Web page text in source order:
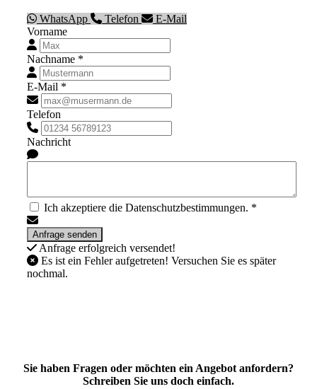
WhatsApp Telefon
E-Mail
Vorname
Nachname *
E-Mail *
Telefon
Nachricht
Ich akzeptiere die Datenschutzbestimmungen. *
Anfrage erfolgreich versendet!
Es ist ein Fehler aufgetreten! Versuchen Sie es später
nochmal.
Sie haben Fragen oder möchten ein Angebot anfordern?
Schreiben Sie uns doch einfach.